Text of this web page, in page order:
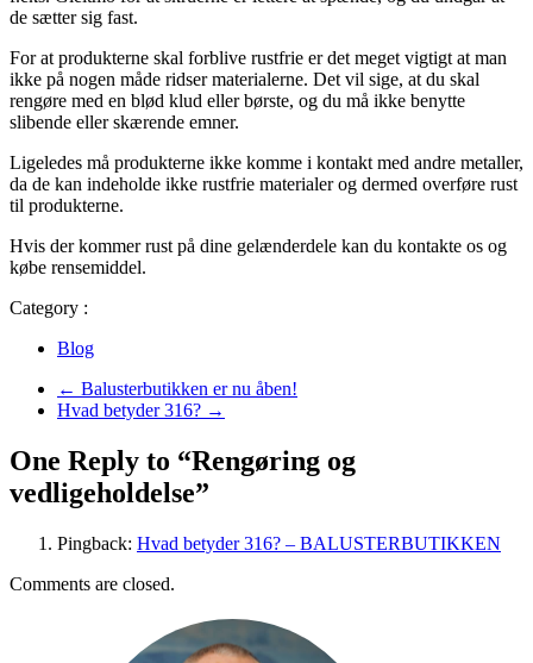
de sætter sig fast.
For at produkterne skal forblive rustfrie er det meget vigtigt at man
ikke på nogen måde ridser materialerne. Det vil sige, at du skal
rengøre med en blød klud eller børste, og du må ikke benytte
slibende eller skærende emner.
Ligeledes må produkterne ikke komme i kontakt med andre metaller,
da de kan indeholde ikke rustfrie materialer og dermed overføre rust
til produkterne.
Hvis der kommer rust på dine gelænderdele kan du kontakte os og
købe rensemiddel.
Category :
Blog
← Balusterbutikken er nu åben!
Hvad betyder 316? →
One Reply to “Rengøring og
vedligeholdelse”
Pingback: Hvad betyder 316? – BALUSTERBUTIKKEN
Comments are closed.